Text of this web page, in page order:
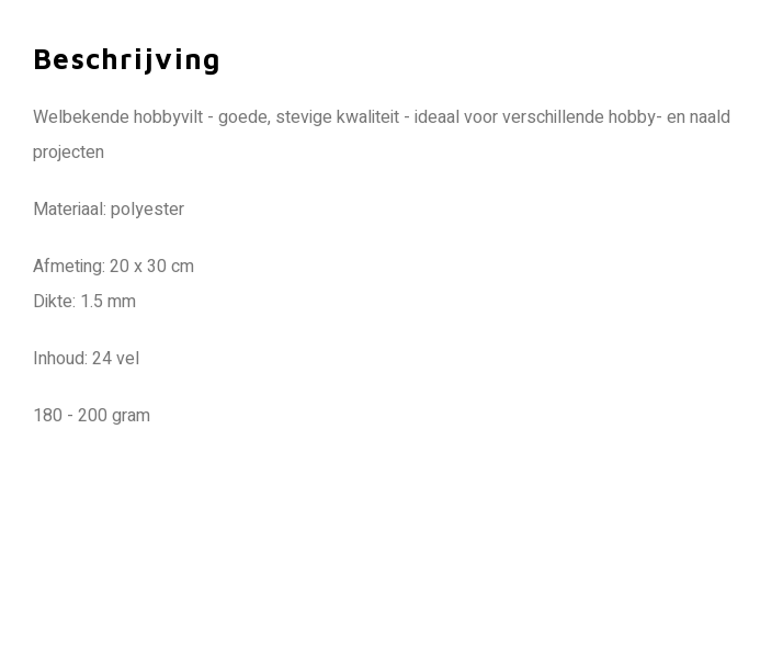
Beschrijving
Welbekende hobbyvilt - goede, stevige kwaliteit - ideaal voor verschillende hobby- en naald
projecten
Materiaal: polyester
Afmeting: 20 x 30 cm
Dikte: 1.5 mm
Inhoud: 24 vel
180 - 200 gram